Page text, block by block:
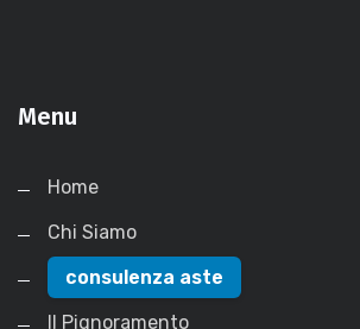
Menu
Home
Chi Siamo
consulenza aste
Il Pignoramento